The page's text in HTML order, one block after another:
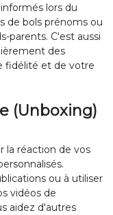
lors du
de bols prénoms ou
parents. C'est aussi
des
fidélité et de votre
(Unboxing)
la réaction de vos
ou à utiliser
vidéos de
aidez d'autres